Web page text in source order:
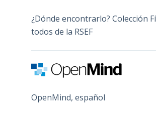
¿Dónde encontrarlo? Colección
todos de la RSEF
OpenMind, español